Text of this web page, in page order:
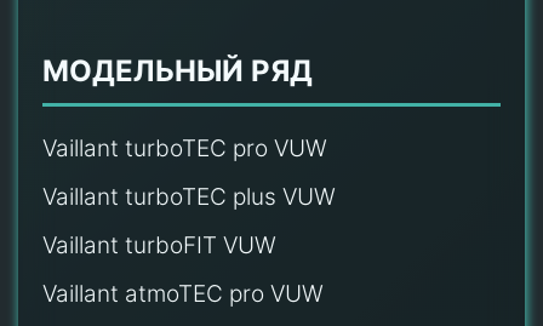
МОДЕЛЬНЫЙ РЯД
Vaillant turboTEC pro VUW
Vaillant turboTEC plus VUW
Vaillant turboFIT VUW
Vaillant atmoTEC pro VUW